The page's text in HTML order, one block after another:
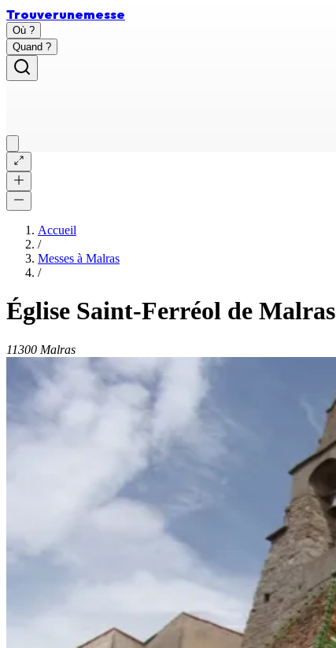
Trouverunemesse
Où ?
Quand ?
Accueil
/
Messes à Malras
/
Église Saint-Ferréol de Malras
11300 Malras